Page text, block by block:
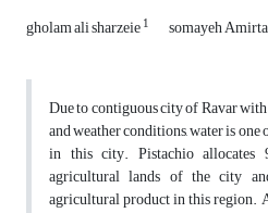
gholam ali sharzeie1 somayeh
Due to contiguous city of Ravar
and weather conditions, water is
in this city. Pistachio allocates
agricultural lands of the city
agricultural product in this region.